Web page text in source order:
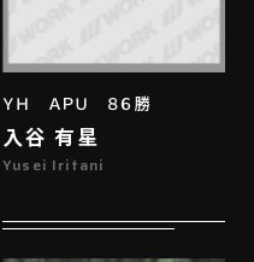
ＹＨ ＡＰＵ ８６勝
入谷 有星
Yusei Iritani